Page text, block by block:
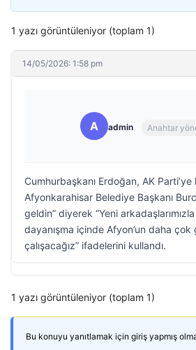
1 yazı görüntüleniyor (toplam 1)
14/05/2026: 1:58 pm
A admin Anahtar
Cumhurbaşkanı Erdoğan, AK Parti’ye
Afyonkarahisar Belediye Başkanı
geldin” diyerek “Yeni
dayanışma içinde Afyon’un daha
çalışacağız” ifadelerini kullandı.
1 yazı görüntüleniyor (toplam 1)
Bu konuyu yanıtlamak için giriş yapmış